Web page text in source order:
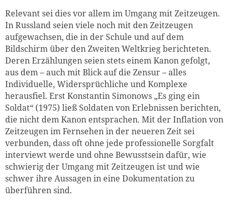
Relevant sei dies vor allem im Umgang mit Zeitzeugen.
In Russland seien viele noch mit den Zeitzeugen
aufgewachsen, die in der Schule und auf dem
Bildschirm über den Zweiten Weltkrieg berichteten.
Deren Erzählungen seien stets einem Kanon gefolgt,
aus dem – auch mit Blick auf die Zensur – alles
Individuelle, Widersprüchliche und Komplexe
herausfiel. Erst Konstantin Simonows „Es ging ein
Soldat“ (1975) ließ Soldaten von Erlebnissen berichten,
die nicht dem Kanon entsprachen. Mit der Inflation von
Zeitzeugen im Fernsehen in der neueren Zeit sei
verbunden, dass oft ohne jede professionelle Sorgfalt
interviewt werde und ohne Bewusstsein dafür, wie
schwierig der Umgang mit Zeitzeugen ist und wie
schwer ihre Aussagen in eine Dokumentation zu
überführen sind.